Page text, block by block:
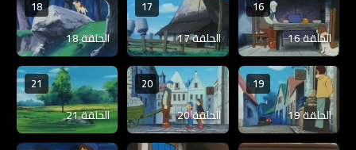
16
الحلقة 16
17
الحلقة 17
18
الحلقة 18
19
الحلقة 19
20
الحلقة 20
21
الحلقة 21